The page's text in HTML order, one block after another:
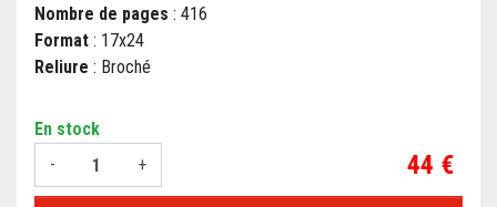
Nombre de pages : 416
Format : 17x24
Reliure : Broché
En stock
-
+ Prix
44 €